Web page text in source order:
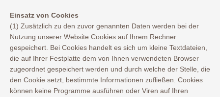
Einsatz von Cookies
(1) Zusätzlich zu den zuvor genannten Daten werden bei der
Nutzung unserer Website Cookies auf Ihrem Rechner
gespeichert. Bei Cookies handelt es sich um kleine Textdateien,
die auf Ihrer Festplatte dem von Ihnen verwendeten Browser
zugeordnet gespeichert werden und durch welche der Stelle, die
den Cookie setzt, bestimmte Informationen zufließen. Cookies
können keine Programme ausführen oder Viren auf Ihren